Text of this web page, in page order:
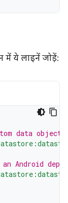
में ये लाइनें जोड़ें:
data
Android